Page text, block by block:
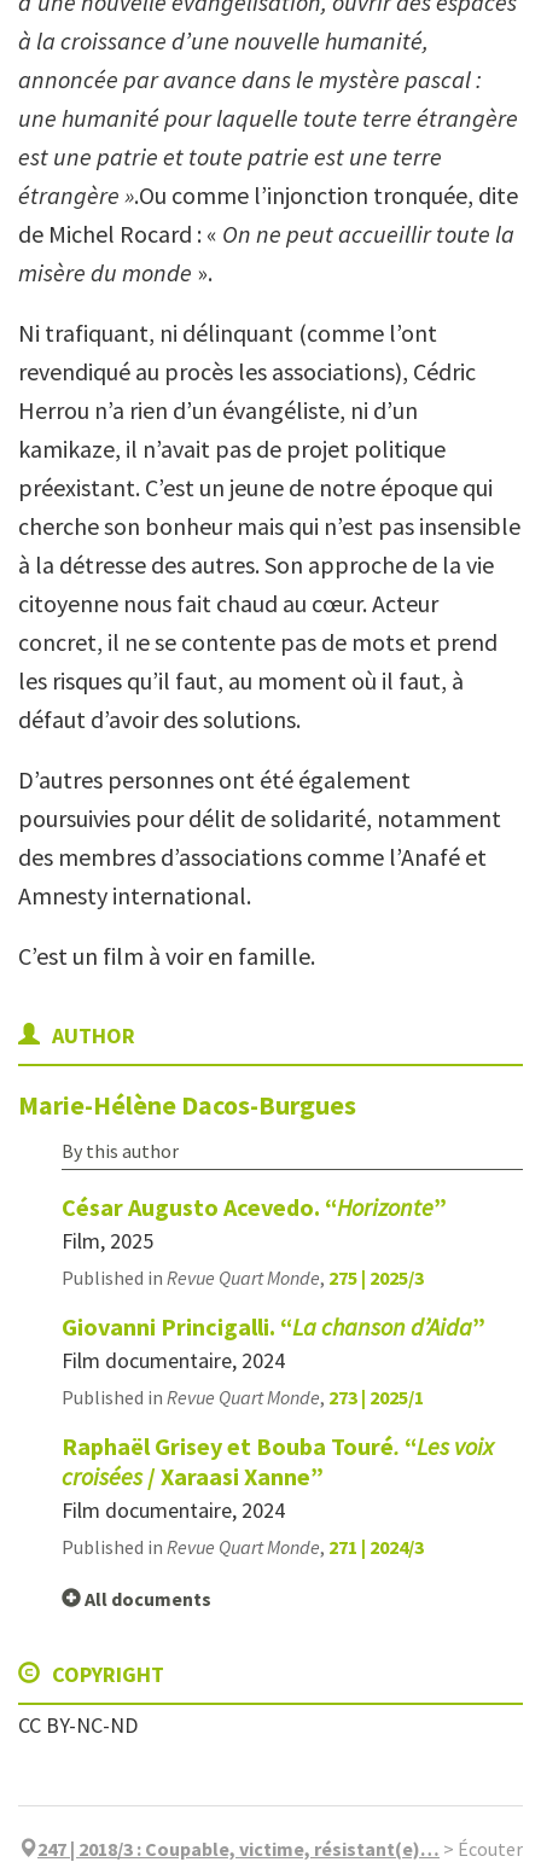
à la croissance d’une nouvelle humanité,
annoncée par avance dans le mystère pascal :
une humanité pour laquelle toute terre étrangère
est une patrie et toute patrie est une terre
étrangère ».Ou comme l’injonction tronquée, dite
de Michel Rocard : « On ne peut accueillir toute la
misère du monde ».
Ni trafiquant, ni délinquant (comme l’ont
revendiqué au procès les associations), Cédric
Herrou n’a rien d’un évangéliste, ni d’un
kamikaze, il n’avait pas de projet politique
préexistant. C’est un jeune de notre époque qui
cherche son bonheur mais qui n’est pas insensible
à la détresse des autres. Son approche de la vie
citoyenne nous fait chaud au cœur. Acteur
concret, il ne se contente pas de mots et prend
les risques qu’il faut, au moment où il faut, à
défaut d’avoir des solutions.
D’autres personnes ont été également
poursuivies pour délit de solidarité, notamment
des membres d’associations comme l’Anafé et
Amnesty international.
C’est un film à voir en famille.
AUTHOR
Marie-Hélène Dacos-Burgues
By this author
César Augusto Acevedo. “Horizonte”
Film, 2025
Published in Revue Quart Monde, 275 | 2025/3
Giovanni Princigalli. “La chanson d’Aida”
Film documentaire, 2024
Published in Revue Quart Monde, 273 | 2025/1
Raphaël Grisey et Bouba Touré. “Les voix
croisées/ Xaraasi Xanne”
Film documentaire, 2024
Published in Revue Quart Monde, 271 | 2024/3
All documents
COPYRIGHT
CC BY-NC-ND
247 | 2018/3 : Coupable, victime, résistant(e)… > Écouter